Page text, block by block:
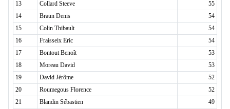
13
Collard Steeve
55
14
Braun Denis
54
15
Colin Thibault
54
16
Fraisseix Eric
54
17
Bontout Benoît
53
18
Moreau David
53
19
David Jérôme
52
20
Roumegous Florence
52
21
Blandin Sébastien
49